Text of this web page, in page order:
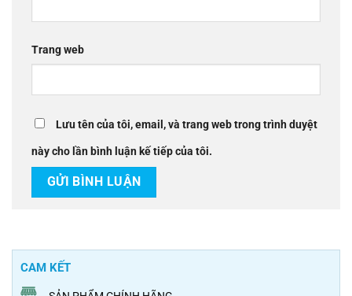
Trang web
Lưu tên của tôi, email, và trang web trong trình duyệt
này cho lần bình luận kế tiếp của tôi.
CAM KẾT